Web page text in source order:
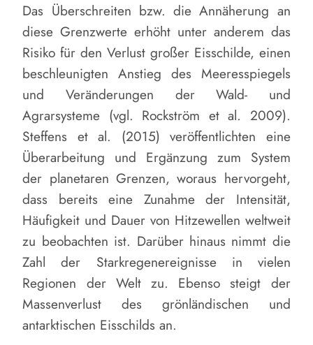
Das Überschreiten bzw. die Annäherung an
diese Grenzwerte erhöht unter anderem das
Risiko für den Verlust großer Eisschilde, einen
beschleunigten Anstieg des Meeresspiegels
und Veränderungen der Wald- und
Agrarsysteme (vgl. Rockström et al. 2009).
Steffens et al. (2015) veröffentlichten eine
Überarbeitung und Ergänzung zum System
der planetaren Grenzen, woraus hervorgeht,
dass bereits eine Zunahme der Intensität,
Häufigkeit und Dauer von Hitzewellen weltweit
zu beobachten ist. Darüber hinaus nimmt die
Zahl der Starkregenereignisse in vielen
Regionen der Welt zu. Ebenso steigt der
Massenverlust des grönländischen und
antarktischen Eisschilds an.